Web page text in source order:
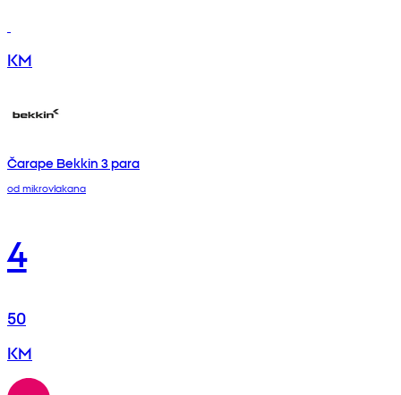
KM
Čarape Bekkin 3 para
od mikrovlakana
4
50
KM